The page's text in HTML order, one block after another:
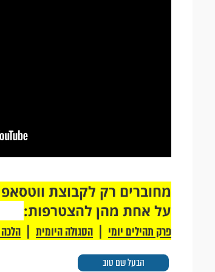
הבעל שם טוב
על אחת מהן להצטרפות:
פרק תהילים יומי | הסגולה היומית |